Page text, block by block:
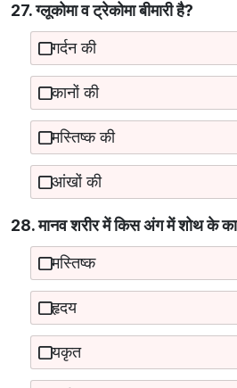
27. ग्लूकोमा व ट्रेकोमा बीमारी है?
गर्दन की
कानों की
मस्तिष्क की
आंखों की
28. मानव शरीर में किस अंग में शोथ के
मस्तिष्क
हृदय
यकृत